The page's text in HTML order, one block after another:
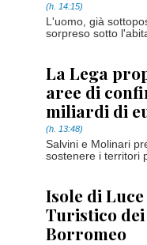
(h. 14:15)
L'uomo, già
sorpreso sotto
La Lega
aree di
miliardi di
(h. 13:48)
Salvini e Molinari
sostenere i territori
Isole di
Turistico
Borromeo